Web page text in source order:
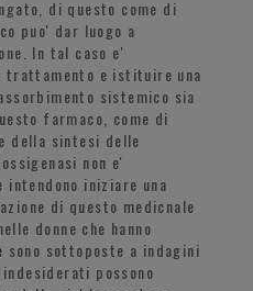
di questo come di
puo' dar luogo a
In tal caso e'
trattamento e istituire una
sistemico sia
farmaco, come di
della sintesi delle
non e'
intendono iniziare una
di questo medicnale
donne che hanno
sottoposte a indagini
possono